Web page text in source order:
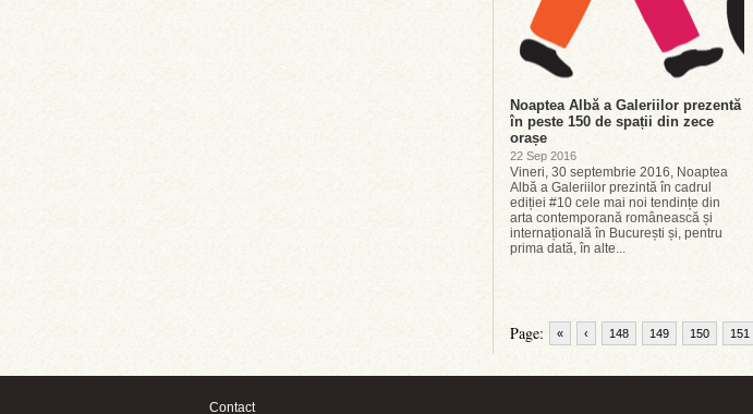
Noaptea Albă a Galeriilor prezentă
în peste 150 de spații din zece
orașe
22 Sep 2016
Vineri, 30 septembrie 2016, Noaptea
Albă a Galeriilor prezintă în cadrul
ediției #10 cele mai noi tendințe din
arta contemporană românească și
internațională în București și, pentru
prima dată, în alte...
Page: « ‹ 148 149 150 151
Contact